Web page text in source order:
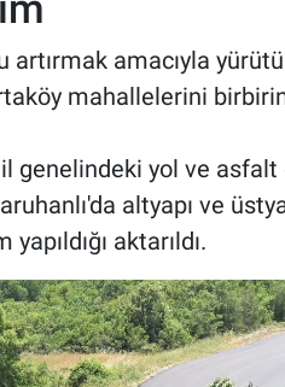
artırmak amacıyla
mahallelerini
yol ve asfalt
altyapı ve
aktarıldı.